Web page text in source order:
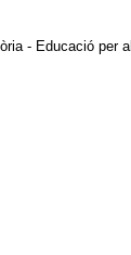
- Educació per